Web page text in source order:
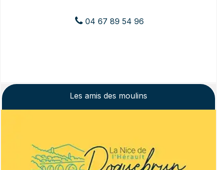
04 67 89 54 96
Les amis des moulins